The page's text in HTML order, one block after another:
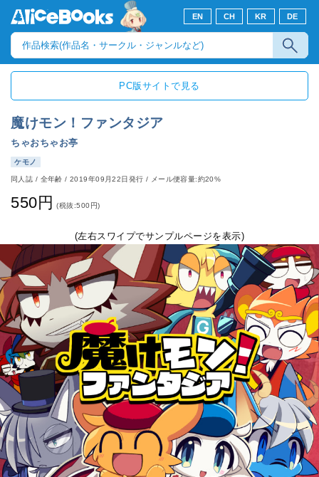
EN CH KR DE
PC版サイトで見る
魔けモン！ファンタジア
ちゃおちゃお亭
ケモノ
同人誌 / 全年齢/2019年09月22日発行 / メール便容量:約20%
550円 (税抜:500円)
(左右スワイプでサンプルページを表示)